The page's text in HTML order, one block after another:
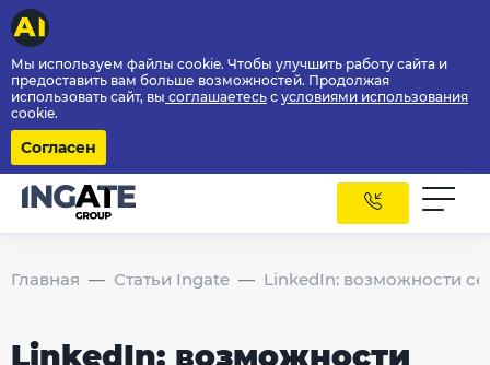
Мы используем файлы cookie. Чтобы улучшить работу сайта и
предоставить вам больше возможностей. Продолжая
использовать сайт, вы соглашаетесь с условиями использования
cookie.
Согласен
Главная Статьи Ingate LinkedIn: возможности
LinkedIn: возможности